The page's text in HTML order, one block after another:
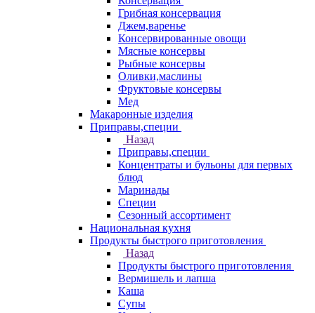
Грибная консервация
Джем,варенье
Консервированные овощи
Мясные консервы
Рыбные консервы
Оливки,маслины
Фруктовые консервы
Мед
Макаронные изделия
Приправы,специи
Назад
Приправы,специи
Концентраты и бульоны для первых
блюд
Маринады
Специи
Сезонный ассортимент
Национальная кухня
Продукты быстрого приготовления
Назад
Продукты быстрого приготовления
Вермишель и лапша
Каша
Супы